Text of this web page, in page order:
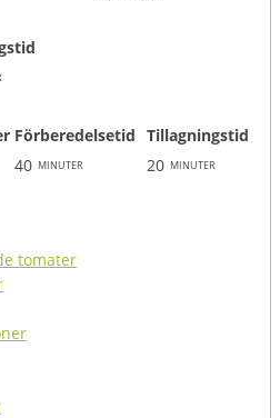
Förberedelsetid
40 minuter
Tillagningstid
20 minuter
tomater